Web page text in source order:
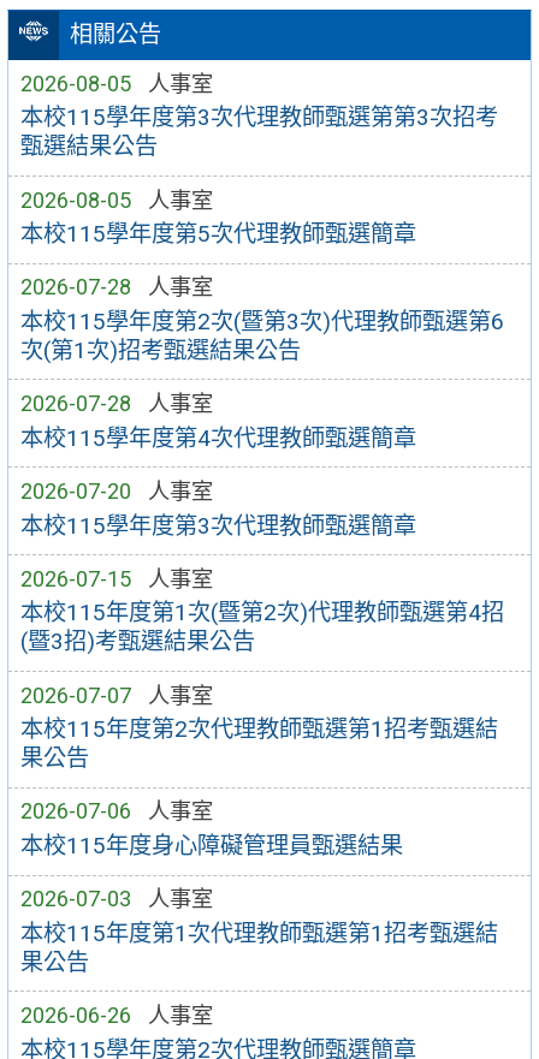
相關公告
2026-08-05 人事室
本校115學年度第3次代理教師甄選第第3次招考
甄選結果公告
2026-08-05 人事室
本校115學年度第5次代理教師甄選簡章
2026-07-28 人事室
本校115學年度第2次(暨第3次)代理教師甄選第6
次(第1次)招考甄選結果公告
2026-07-28 人事室
本校115學年度第4次代理教師甄選簡章
2026-07-20 人事室
本校115學年度第3次代理教師甄選簡章
2026-07-15 人事室
本校115年度第1次(暨第2次)代理教師甄選第4招
(暨3招)考甄選結果公告
2026-07-07 人事室
本校115年度第2次代理教師甄選第1招考甄選結
果公告
2026-07-06 人事室
本校115年度身心障礙管理員甄選結果
2026-07-03 人事室
本校115年度第1次代理教師甄選第1招考甄選結
果公告
2026-06-26 人事室
本校115學年度第2次代理教師甄選簡章